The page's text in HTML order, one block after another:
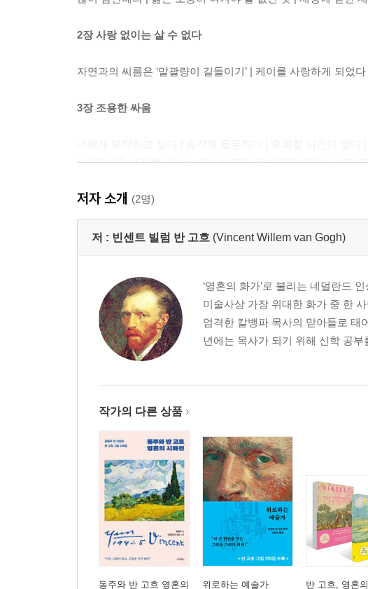
2장 사랑 없이는 살 수 없다
자연과의 씨름은 ‘말괄량이 길들이기’ | 케이를 사랑하게 되었
3장 조용한 싸움
너에게 부탁하고 싶다 | 습작에 몰두하다 | 후회할 시간이 없
| 버림받은 여자를 돌보는 일 | 생명의 몸부림을 담아 | 나의
원하다 모든 것을 잃는 자 | 내가 정말 그리고 싶은 그림 | 세상에
4장 화가는 캔버스를 두려워하지 않는다
젊은 화가의 아버지, 밀레 | 〈감자 먹는 사람들〉, 진정한
않는다
5장 생명이 깃든 색채
사람의 눈 | 내가 간절히 바라는 것 | 물감에서 솟아오르는
6장 내 영혼을 주겠다
형이 없으니 텅 빈 느낌이다 | 화가 공동체에 대한 구상 | 모두
끈기가 필요하다 | 내 그림의 값어치 | 이 세상은 신의 실패작
사람〉, 영원한 것에 대한 동경 | 예술은 예술가들에게 | 그
그림을 그리는 일은 힘든 노동 | 나에겐 그림 밖에 없다 | 내
떠 있는 별처럼 | 나를 지배하는 열정에 따라 | 커다란 해바라
공간, 밤의 카페 | 흥미로운 밤 그리기 | 텅 빈 지갑 | ‘강제
지내기를 | 언젠가는 승리할 것이다 | 혼자가 아니라 다행이
저자 소개 (2명)
저 : 빈센트 빌럼 반 고흐 (Vincent Willem van Gogh)
‘영혼의 화가’로 불리는 네덜란드
미술사상 가장 위대한 화가 중 한
엄격한 칼뱅파 목사의 맏아들로 태
년에는 목사가 되기 위해 신학 공
작가의 다른 상품
동주와 반 고흐 영혼의 위로하는 예술가 반 고흐, 영혼